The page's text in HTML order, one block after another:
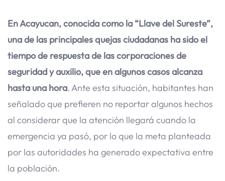
En Acayucan, conocida como la “Llave del Sureste”,
una de las principales quejas ciudadanas ha sido el
tiempo de respuesta de las corporaciones de
seguridad y auxilio, que en algunos casos alcanza
hasta una hora. Ante esta situación, habitantes han
señalado que prefieren no reportar algunos hechos
al considerar que la atención llegará cuando la
emergencia ya pasó, por lo que la meta planteada
por las autoridades ha generado expectativa entre
la población.